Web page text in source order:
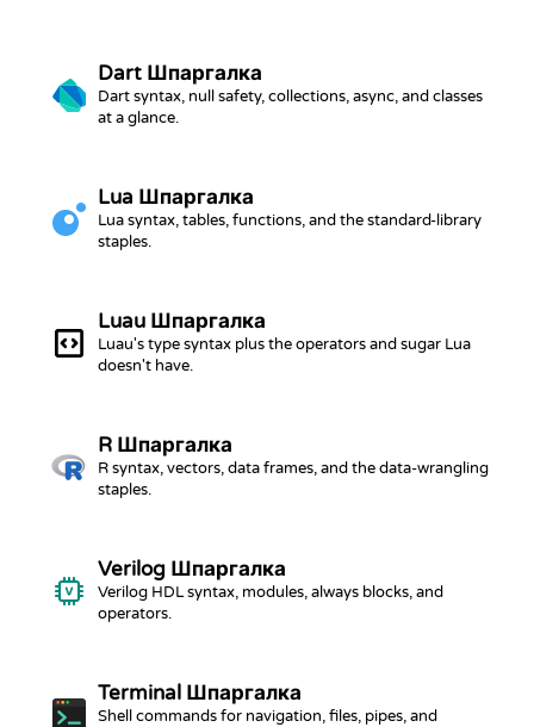
Dart Шпаргалка
Dart syntax, null safety, collections, async, and classes
at a glance.
Lua Шпаргалка
Lua syntax, tables, functions, and the standard-library
staples.
Luau Шпаргалка
Luau's type syntax plus the operators and sugar Lua
doesn't have.
R Шпаргалка
R syntax, vectors, data frames, and the data-wrangling
staples.
Verilog Шпаргалка
Verilog HDL syntax, modules, always blocks, and
operators.
Terminal Шпаргалка
Shell commands for navigation, files, pipes, and